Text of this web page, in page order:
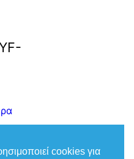
cookies για